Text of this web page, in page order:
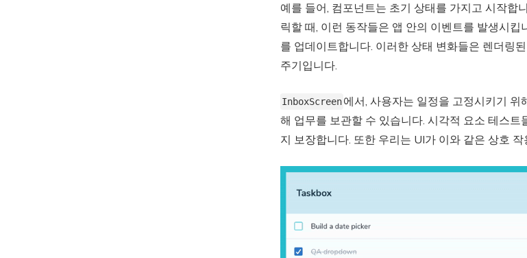
예를 들어, 컴포넌트는 초기 상태를 가지고 시작합
릭할 때, 이런 동작들은 앱 안의 이벤트를 발생시
를 업데이트합니다. 이러한 상태 변화들은 렌더링
주기입니다.
InboxScreen에서, 사용자는 일정을 고정시키기 위
해 업무를 보관할 수 있습니다. 시각적 요소 테스
지 보장합니다. 또한 우리는 UI가 이와 같은 상호